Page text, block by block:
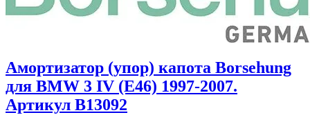
Амортизатор (упор) капота Borsehung
для BMW 3 IV (E46) 1997-2007.
Артикул B13092